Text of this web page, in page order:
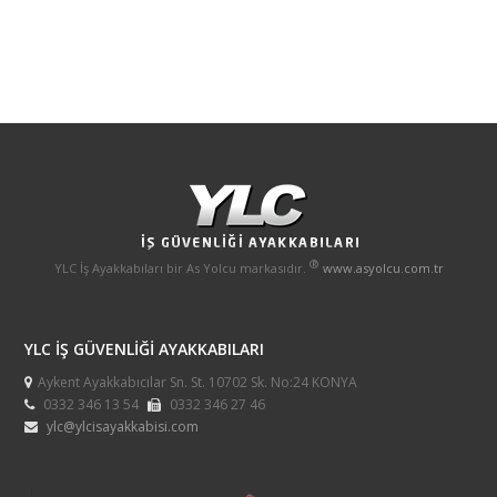
YLC İş Ayakkabıları bir As Yolcu markasıdır. ® www.asyolcu.com.tr
YLC İŞ GÜVENLİĞİ AYAKKABILARI
Aykent Ayakkabıcılar Sn. St. 10702 Sk. No:24 KONYA
0332 346 13 54
0332 346 27 46
ylc@ylcisayakkabisi.com